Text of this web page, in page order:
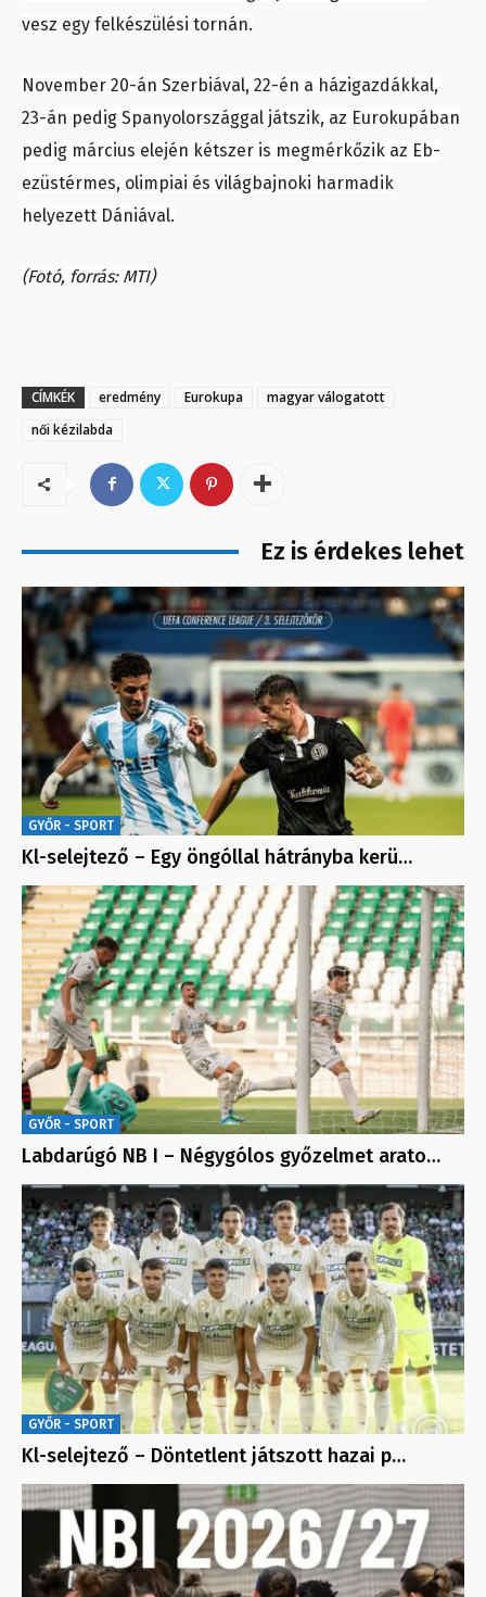
vesz egy felkészülési tornán.
November 20-án Szerbiával, 22-én a házigazdákkal,
23-án pedig Spanyolországgal játszik, az Eurokupában
pedig március elején kétszer is megmérkőzik az Eb-
ezüstérmes, olimpiai és világbajnoki harmadik
helyezett Dániával.
(Fotó, forrás: MTI)
CÍMKÉK eredmény Eurokupa
magyar válogatott
női kézilabda
Ez is érdekes lehet
GYŐR - SPORT
Kl-selejtező – Egy öngóllal hátrányba kerü…
GYŐR - SPORT
Labdarúgó NB I – Négygólos győzelmet arato…
GYŐR - SPORT
Kl-selejtező – Döntetlent játszott hazai p…